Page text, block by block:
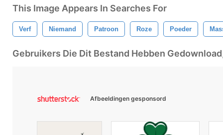
This Image Appears In Searches For
Verf Niemand Patroon Roze Poeder
Gebruikers Die Dit Bestand Hebben
Afbeeldingen gesponsord